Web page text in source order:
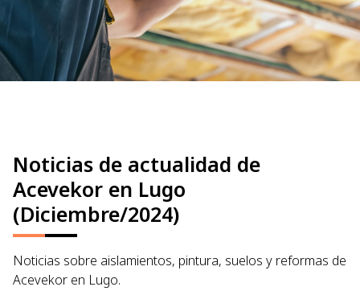
Noticias de actualidad de
Acevekor en Lugo
(Diciembre/2024)
Noticias sobre aislamientos, pintura, suelos y reformas de
Acevekor en Lugo.